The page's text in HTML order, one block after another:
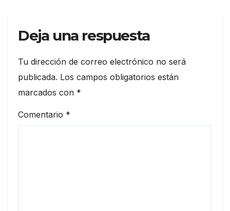
Deja una respuesta
Tu dirección de correo electrónico no será
publicada. Los campos obligatorios están
marcados con *
Comentario *